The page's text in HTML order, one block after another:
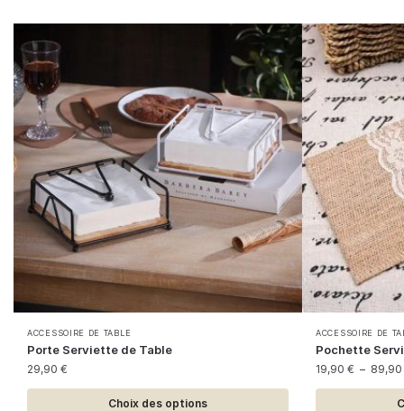
ACCESSOIRE DE TABLE
Porte Serviette de Table
29,90 €
Choix des options
Ce
produit
a
ACCESSOIRE DE
Pochette
19,90 € – 89,90
Ce
produit
a